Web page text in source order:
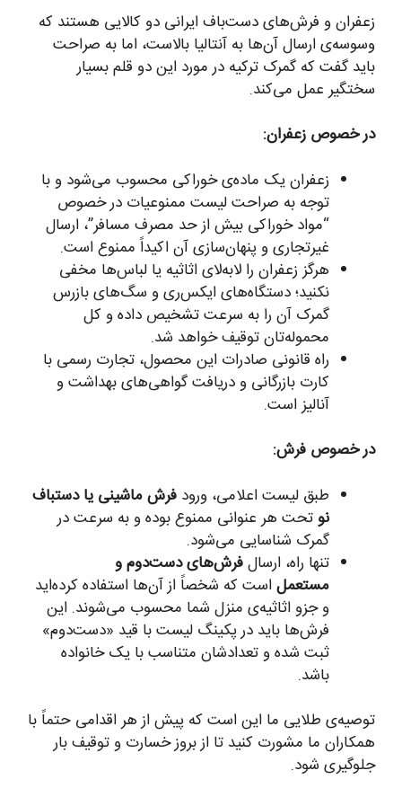
زعفران و فرش‌های دست‌باف ایرانی دو کالایی هستند که
وسوسه‌ی ارسال آن‌ها به آنتالیا بالاست، اما به صراحت
باید گفت که گمرک ترکیه در مورد این دو قلم بسیار
سختگیر عمل می‌کند.
در خصوص زعفران:
زعفران یک ماده‌ی خوراکی محسوب می‌شود و با
توجه به صراحت لیست ممنوعیات در خصوص
“مواد خوراکی بیش از حد مصرف مسافر”، ارسال
غیرتجاری و پنهان‌سازی آن اکیداً ممنوع است.
هرگز زعفران را لابه‌لای اثاثیه یا لباس‌ها مخفی
نکنید؛ دستگاه‌های ایکس‌ری و سگ‌های بازرس
گمرک آن را به سرعت تشخیص داده و کل
محموله‌تان توقیف خواهد شد.
راه قانونی صادرات این محصول، تجارت رسمی با
کارت بازرگانی و دریافت گواهی‌های بهداشت و
آنالیز است.
در خصوص فرش:
طبق لیست اعلامی، ورود فرش ماشینی یا دستباف
نوتحت هر عنوانی ممنوع بوده و به سرعت در
گمرک شناسایی می‌شود.
تنها راه، ارسالفرش‌های دست‌دوم و
مستعملاست که شخصاً از آن‌ها استفاده کرده‌اید
و جزو اثاثیه‌ی منزل شما محسوب می‌شوند. این
فرش‌ها باید در پکینگ لیست با قید «دست‌دوم»
ثبت شده و تعدادشان متناسب با یک خانواده
باشد.
توصیه‌ی طلایی ما این است که پیش از هر اقدامی حتماً با
همکاران ما مشورت کنید تا از بروز خسارت و توقیف بار
جلوگیری شود.